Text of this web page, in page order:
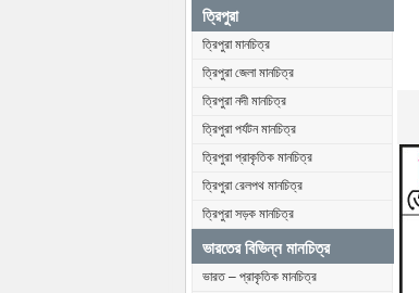
ত্রিপুরা
ত্রিপুরা মানচিত্র
ত্রিপুরা জেলা মানচিত্র
ত্রিপুরা নদী মানচিত্র
ত্রিপুরা পর্যটন মানচিত্র
ত্রিপুরা প্রাকৃতিক মানচিত্র
ত্রিপুরা রেলপথ মানচিত্র
ত্রিপুরা সড়ক মানচিত্র
ভারতের বিভিন্ন মানচিত্র
ভারত – প্রাকৃতিক মানচিত্র